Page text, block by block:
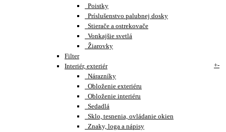
Poistky
Príslušenstvo palubnej dosky
Stierače a ostrekovače
Vonkajšie svetlá
Žiarovky
Filter
Interiér, exteriér
+-
Nárazníky
Obloženie exteriéru
Obloženie interiéru
Sedadlá
Sklo, tesnenia, ovládanie okien
Znaky, loga a nápisy